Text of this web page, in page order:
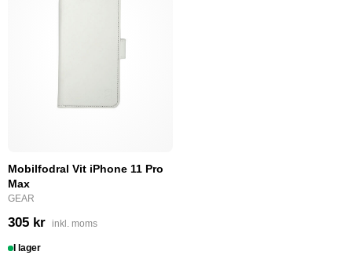
Mobilfodral Vit iPhone 11 Pro
Max
GEAR
305 kr inkl. moms
I lager